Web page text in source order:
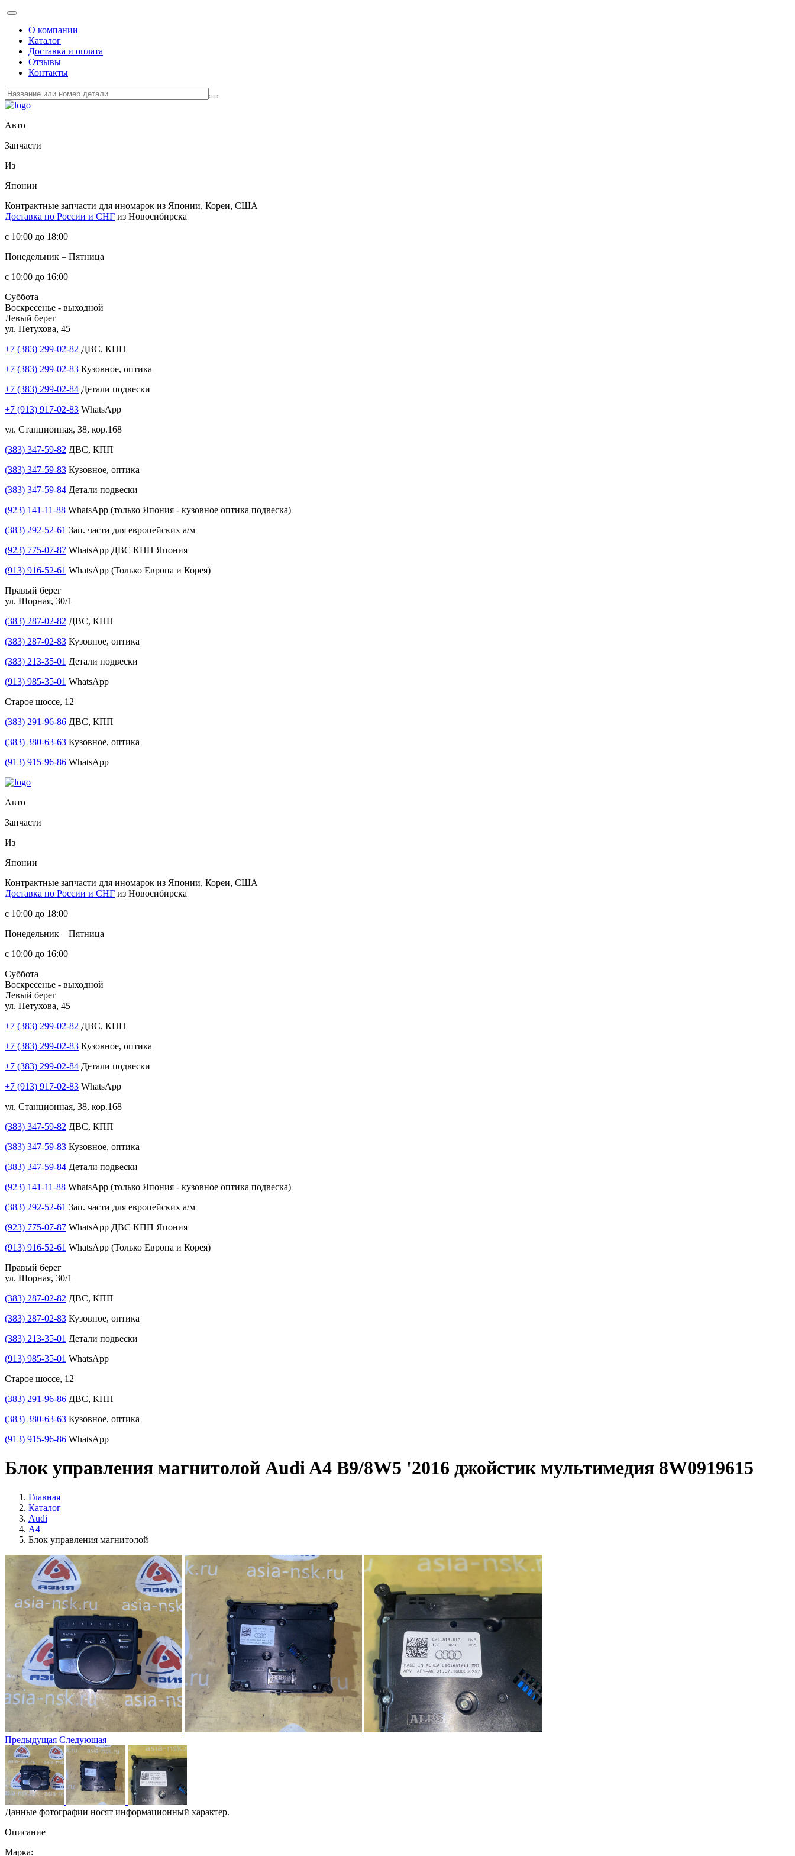
О компании
Каталог
Доставка и оплата
Отзывы
Контакты
Авто
Запчасти
Из
Японии
Контрактные запчасти для иномарок из Японии, Кореи, США
Доставка по России и СНГ из Новосибирска
с 10:00 до 18:00
Понедельник – Пятница
с 10:00 до 16:00
Суббота
Воскресенье - выходной
Левый берег
ул. Петухова, 45
+7 (383) 299-02-82 ДВС, КПП
+7 (383) 299-02-83 Кузовное, оптика
+7 (383) 299-02-84 Детали подвески
+7 (913) 917-02-83 WhatsApp
ул. Станционная, 38, кор.168
(383) 347-59-82 ДВС, КПП
(383) 347-59-83 Кузовное, оптика
(383) 347-59-84 Детали подвески
(923) 141-11-88 WhatsApp (только Япония - кузовное оптика подвеска)
(383) 292-52-61 Зап. части для европейских а/м
(923) 775-07-87 WhatsApp ДВС КПП Япония
(913) 916-52-61 WhatsApp (Только Европа и Корея)
Правый берег
ул. Шорная, 30/1
(383) 287-02-82 ДВС, КПП
(383) 287-02-83 Кузовное, оптика
(383) 213-35-01 Детали подвески
(913) 985-35-01 WhatsApp
Старое шоссе, 12
(383) 291-96-86 ДВС, КПП
(383) 380-63-63 Кузовное, оптика
(913) 915-96-86 WhatsApp
Авто
Запчасти
Из
Японии
Контрактные запчасти для иномарок из Японии, Кореи, США
Доставка по России и СНГ из Новосибирска
с 10:00 до 18:00
Понедельник – Пятница
с 10:00 до 16:00
Суббота
Воскресенье - выходной
Левый берег
ул. Петухова, 45
+7 (383) 299-02-82 ДВС, КПП
+7 (383) 299-02-83 Кузовное, оптика
+7 (383) 299-02-84 Детали подвески
+7 (913) 917-02-83 WhatsApp
ул. Станционная, 38, кор.168
(383) 347-59-82 ДВС, КПП
(383) 347-59-83 Кузовное, оптика
(383) 347-59-84 Детали подвески
(923) 141-11-88 WhatsApp (только Япония - кузовное оптика подвеска)
(383) 292-52-61 Зап. части для европейских а/м
(923) 775-07-87 WhatsApp ДВС КПП Япония
(913) 916-52-61 WhatsApp (Только Европа и Корея)
Правый берег
ул. Шорная, 30/1
(383) 287-02-82 ДВС, КПП
(383) 287-02-83 Кузовное, оптика
(383) 213-35-01 Детали подвески
(913) 985-35-01 WhatsApp
Старое шоссе, 12
(383) 291-96-86 ДВС, КПП
(383) 380-63-63 Кузовное, оптика
(913) 915-96-86 WhatsApp
Блок управления магнитолой Audi A4 B9/8W5 '2016 джойстик мультимедия 8W0919615
Главная
Каталог
Audi
A4
Блок управления магнитолой
Предыдущая Следующая
Данные фотографии носят информационный характер.
Описание
Марка: